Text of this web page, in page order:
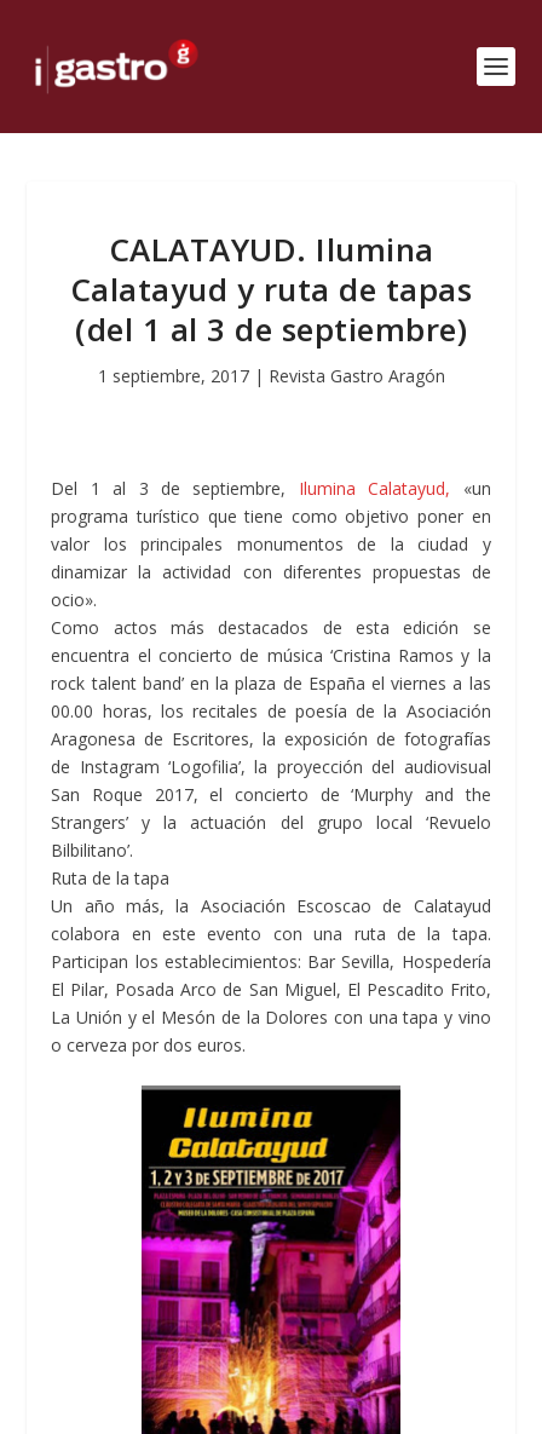
CALATAYUD. Ilumina
Calatayud y ruta de tapas
(del 1 al 3 de septiembre)
1 septiembre, 2017| Revista Gastro Aragón
Del 1 al 3 de septiembre, Ilumina Calatayud, «un
programa turístico que tiene como objetivo poner en
valor los principales monumentos de la ciudad y
dinamizar la actividad con diferentes propuestas de
ocio».
Como actos más destacados de esta edición se
encuentra el concierto de música ‘Cristina Ramos y la
rock talent band’ en la plaza de España el viernes a las
00.00 horas, los recitales de poesía de la Asociación
Aragonesa de Escritores, la exposición de fotografías
de Instagram ‘Logofilia’, la proyección del audiovisual
San Roque 2017, el concierto de ‘Murphy and the
Strangers’ y la actuación del grupo local ‘Revuelo
Bilbilitano’.
Ruta de la tapa
Un año más, la Asociación Escoscao de Calatayud
colabora en este evento con una ruta de la tapa.
Participan los establecimientos: Bar Sevilla, Hospedería
El Pilar, Posada Arco de San Miguel, El Pescadito Frito,
La Unión y el Mesón de la Dolores con una tapa y vino
o cerveza por dos euros.